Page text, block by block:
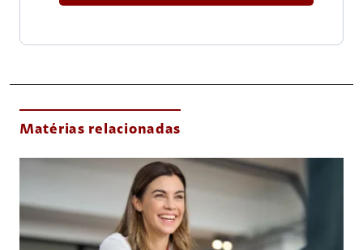
Matérias relacionadas